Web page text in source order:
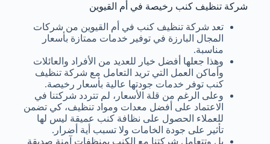
شركة تنظيف كنب رخيصة في أم القيوين
تعد شركة تنظيف كنب في أم القيوين من شركات
المجال البارزة في توفير خدمات ممتازة بأسعار
مناسبة.
وهذا جعلها أفضل خيار للعديد من الأفراد والعائلات
وأماكن العمل التي تريد التعامل مع شركة تنظيف
كنب توفر خدمات جودتها عالية بأسعار رخيصة.
وعلى الرغم من قلة الأسعار، لم تتردد شركتنا في
الاعتماد على أفضل معدات ومواد تنظيف، كي تضمن
للعملاء الحصول على نظافة كنب عميقة ليس لها
تأثير على جودة الخامات ولا تسبب أية أضرار.
بل وتتعامل شركتنا مع الكنب بمنظفات آمنة صديقة